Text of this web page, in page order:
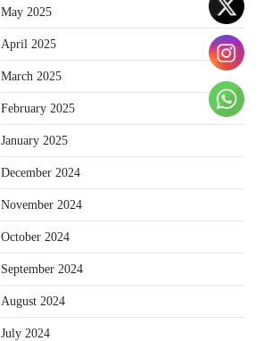
May 2025
April 2025
March 2025
February 2025
January 2025
December 2024
November 2024
October 2024
September 2024
August 2024
July 2024